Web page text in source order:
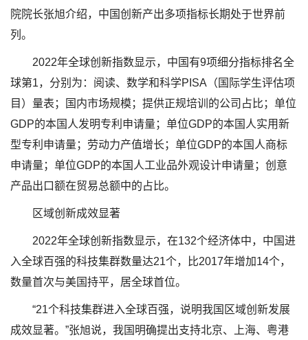
院院长张旭介绍，中国创新产出多项指标长期处于世界前
列。
2022年全球创新指数显示，中国有9项细分指标排名全
球第1，分别为：阅读、数学和科学PISA（国际学生评估项
目）量表；国内市场规模；提供正规培训的公司占比；单位
GDP的本国人发明专利申请量；单位GDP的本国人实用新
型专利申请量；劳动力产值增长；单位GDP的本国人商标
申请量；单位GDP的本国人工业品外观设计申请量；创意
产品出口额在贸易总额中的占比。
区域创新成效显著
2022年全球创新指数显示，在132个经济体中，中国进
入全球百强的科技集群数量达21个，比2017年增加14个，
数量首次与美国持平，居全球首位。
“21个科技集群进入全球百强，说明我国区域创新发展
成效显著。”张旭说，我国明确提出支持北京、上海、粤港